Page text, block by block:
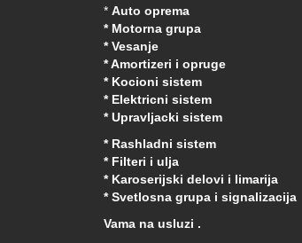
* Auto oprema
* Motorna grupa
* Vesanje
* Amortizeri i opruge
* Kocioni sistem
* Elektricni sistem
* Upravljacki sistem
* Rashladni sistem
* Filteri i ulja
* Karoserijski delovi i limarija
* Svetlosna grupa i signalizacija
Vama na usluzi .